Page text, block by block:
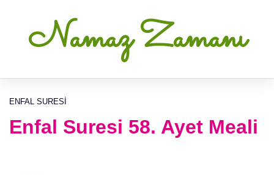
Namaz Zamanı
ENFAL SURESI
Enfal Suresi 58. Ayet Meali